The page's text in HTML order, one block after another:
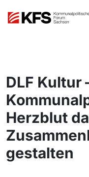
DLF Kultur
Herzblut
gestalten